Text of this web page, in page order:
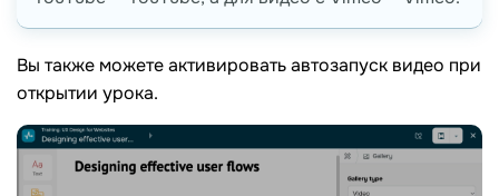
Вы также можете активировать автозапуск видео при
открытии урока.